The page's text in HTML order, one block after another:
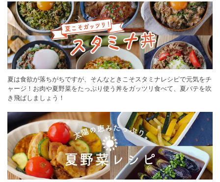
夏は食欲が落ちがちですが、そんなときこそスタミナレシピで元気をチ
ャージ！お肉や夏野菜をたっぷり使う丼をガッツリ食べて、夏バテを吹
き飛ばしましょう！